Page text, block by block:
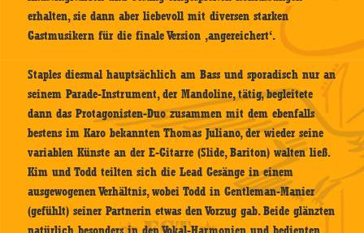
erhalten, sie dann aber liebevoll mit diversen starken
Gastmusikern für die finale Version ‚angereichert‘.
Staples diesmal hauptsächlich am Bass und sporadisch nur an
seinem Parade-Instrument, der Mandoline, tätig, begleitete
dann das Protagonisten-Duo zusammen mit dem ebenfalls
bestens im Karo bekannten Thomas Juliano, der wieder seine
variablen Künste an der E-Gitarre (Slide, Bariton) walten ließ.
Kim und Todd teilten sich die Lead Gesänge in einem
ausgewogenen Verhältnis, wobei Todd in Gentleman-Manier
(gefühlt) seiner Partnerin etwas den Vorzug gab. Beide glänzten